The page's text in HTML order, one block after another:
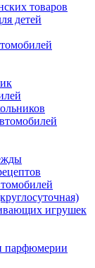
товаров
детей
игрушек
парфюмерии